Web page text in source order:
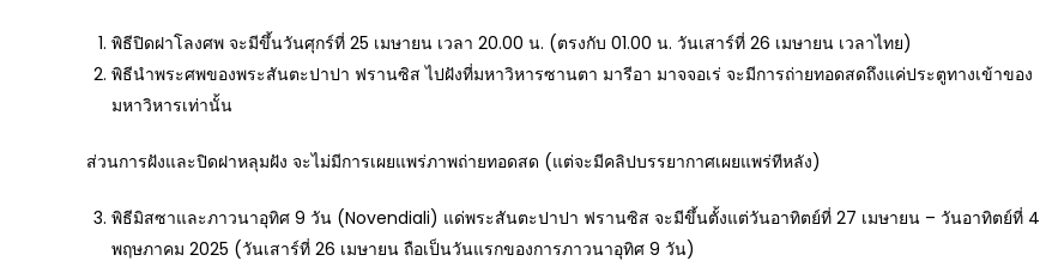
พิธีปิดฝาโลงศพ จะมีขึ้นวันศุกร์ที่ 25 เมษายน เวลา 20.00 น. (ตรงกับ 01.00 น. วันเสาร์ที่ 26 เมษายน เวลาไทย)
พิธีนำพระศพของพระสันตะปาปา ฟรานซิส ไปฝังที่มหาวิหารซานตา มารีอา มาจจอเร่ จะมีการถ่ายทอดสดถึงแค่ประตูทางเข้าของ
มหาวิหารเท่านั้น
ส่วนการฝังและปิดฝาหลุมฝัง จะไม่มีการเผยแพร่ภาพถ่ายทอดสด (แต่จะมีคลิปบรรยากาศเผยแพร่ทีหลัง)
พิธีมิสซาและภาวนาอุทิศ 9 วัน (Novendiali) แด่พระสันตะปาปา ฟรานซิส จะมีขึ้นตั้งแต่วันอาทิตย์ที่ 27 เมษายน – วันอาทิตย์ที่ 4
พฤษภาคม 2025 (วันเสาร์ที่ 26 เมษายน ถือเป็นวันแรกของการภาวนาอุทิศ 9 วัน)